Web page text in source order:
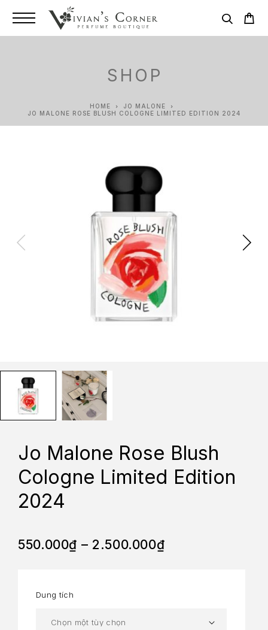
SHOP
HOME
JO MALONE
JO MALONE ROSE BLUSH COLOGNE LIMITED EDITION 2024
Jo Malone Rose Blush
Cologne Limited Edition
2024
550.000₫ – 2.500.000₫
Dung tích